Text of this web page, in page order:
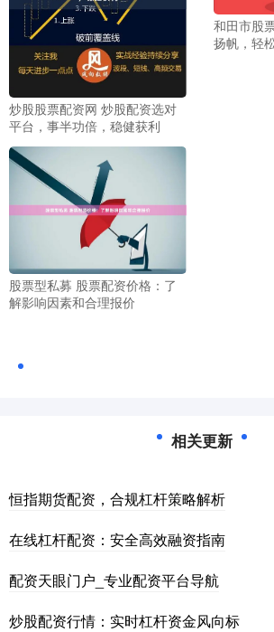
炒股股票配资网 炒股配资选对
平台，事半功倍，稳健获利
和田市股
扬帆，轻
股票型私募 股票配资价格：了
解影响因素和合理报价
相关更新
恒指期货配资，合规杠杆策略解析
在线杠杆配资：安全高效融资指南
配资天眼门户_专业配资平台导航
炒股配资行情：实时杠杆资金风向标